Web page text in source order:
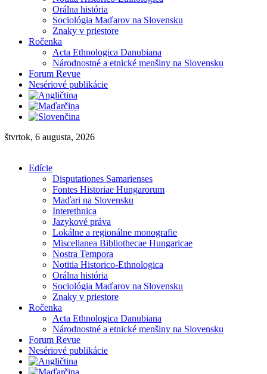
Orálna história
Sociológia Maďarov na Slovensku
Znaky v priestore
Ročenka
Acta Ethnologica Danubiana
Národnostné a etnické menšiny na Slovensku
Forum Revue
Nesériové publikácie
štvrtok, 6 augusta, 2026
Edície
Disputationes Samarienses
Fontes Historiae Hungarorum
Maďari na Slovensku
Interethnica
Jazykové práva
Lokálne a regionálne monografie
Miscellanea Bibliothecae Hungaricae
Nostra Tempora
Notitia Historico-Ethnologica
Orálna história
Sociológia Maďarov na Slovensku
Znaky v priestore
Ročenka
Acta Ethnologica Danubiana
Národnostné a etnické menšiny na Slovensku
Forum Revue
Nesériové publikácie